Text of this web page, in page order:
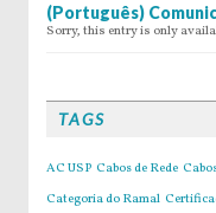
(Português)
Sorry, this entry is only
TAGS
AC USP Cabos de Rede
Categoria do Ramal